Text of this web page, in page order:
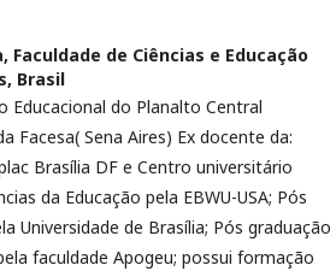
Faculdade de Ciências e Educação
Brasil
Educacional do Planalto Central
Facesa( Sena Aires) Ex docente da:
Brasília DF e Centro universitário
da Educação pela EBWU-USA; Pós
Universidade de Brasília; Pós graduação
faculdade Apogeu; possui formação